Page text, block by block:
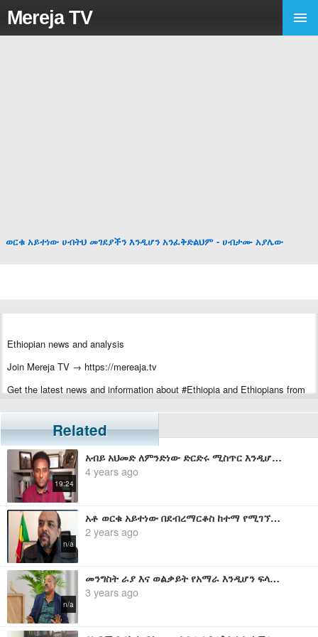
Mereja TV
ወርቁ አይተነው ሀብትህ መገደያችን እንዲሆን አንፈቅድልህም - ሀብታሙ አያሌው
Ethiopian news and analysis
Join Mereja TV → https://mereaja.tv
Get the latest news and information about #Ethiopia and Ethiopians from
For inquiry or additional information, visit Mereja.com
Mereja presents Ethiopian news, Ethiopian music, sports, arts, and
entertainment
Related
19:24
አብይ አህመድ ለምንድነው ድርድሩ ሚስጥር እንዲሆን የፈለገው? - ሀብታሙ አያሌው
4 years ago
n/a
አቶ ወርቁ አይተነው በደብረማርቆስ ከተማ የሚገኘው የዘይት ፋብሪካው ላይ የደረሰውን ጥቃት በተመለከተ የሰጠው ማብራሪያ
2 years ago
n/a
መንግስት ራያ እና ወልቃይት የአማራ እንዲሆን ፍላጎት የለውም - ብ/ር ጄ/ል ተፈራ ማሞ
3 years ago